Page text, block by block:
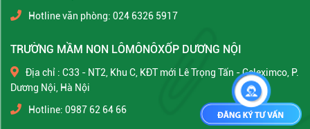
Hotline văn phòng: 024 6326 5917
TRƯỜNG MẦM NON LÔMÔNÔXỐP DƯƠNG NỘI
Địa chỉ : C33 - NT2, Khu C, KĐT mới Lê Trọng Tấn - Geleximco, P.
Dương Nội, Hà Nội
Hotline: 0987 62 64 66